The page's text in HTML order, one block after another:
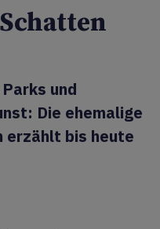
und
Die ehemalige
erzählt bis heute